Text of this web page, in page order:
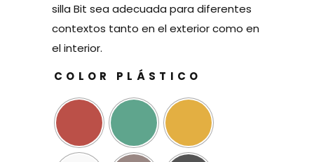
silla Bit sea adecuada para diferentes
contextos tanto en el exterior como en
el interior.
COLOR PLÁSTICO